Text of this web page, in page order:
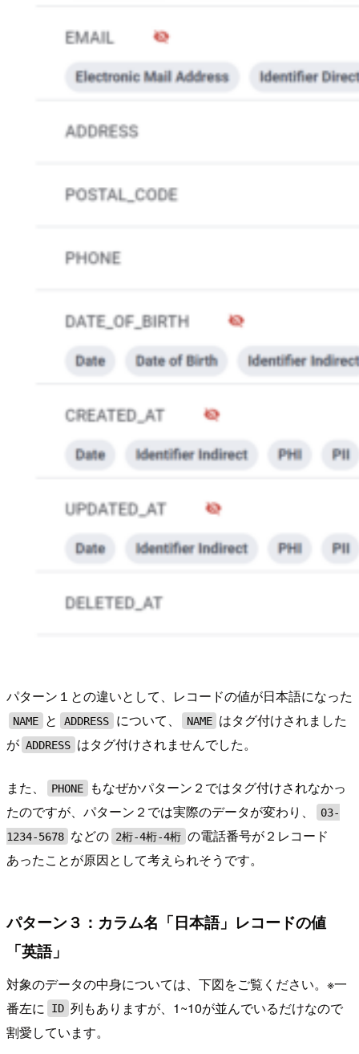
パターン１との違いとして、レコードの値が日本語になった
NAME と ADDRESS について、 NAME はタグ付けされました
が ADDRESS はタグ付けされませんでした。
また、 PHONE
もなぜかパターン２ではタグ付けされなかっ
たのですが、パターン２では実際のデータが変わり、
03-
1234-5678 などの 2桁-4桁-4桁 の電話番号が２レコード
あったことが原因として考えられそうです。
パターン３：カラム名「日本語」レコードの値
「英語」
対象のデータの中身については、下図をご覧ください。※一
番左に
ID 列もありますが、1~10が並んでいるだけなので
割愛しています。